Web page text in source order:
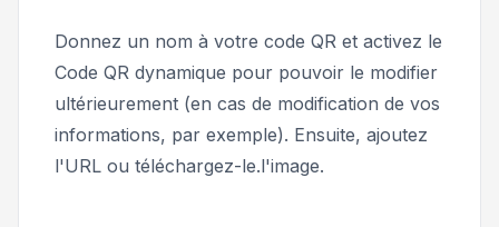
Donnez un nom à votre code QR et activez le
Code QR dynamique pour pouvoir le modifier
ultérieurement (en cas de modification de vos
informations, par exemple). Ensuite, ajoutez
l'URL ou téléchargez-le.l'image.